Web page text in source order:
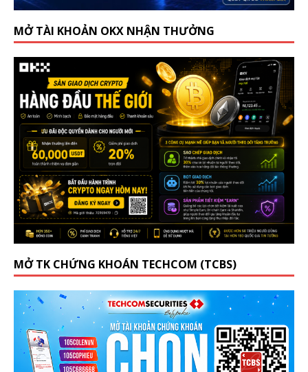
MỞ TÀI KHOẢN OKX NHẬN THƯỞNG
MỞ TK CHỨNG KHOÁN TECHCOM (TCBS)